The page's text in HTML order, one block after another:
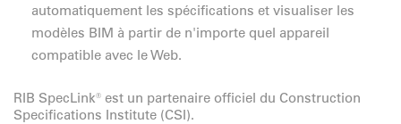
automatiquement les spécifications et visualiser les
modèles BIM à partir de n'importe quel appareil
compatible avec le Web.
RIB SpecLink® est un partenaire officiel du Construction
Specifications Institute (CSI).